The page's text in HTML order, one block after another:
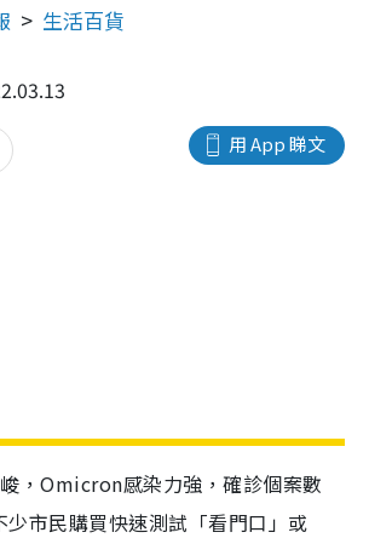
生活百貨
用 App 睇文
，Omicron感染力強，確診個案數
少市民購買快速測試「看門口」或